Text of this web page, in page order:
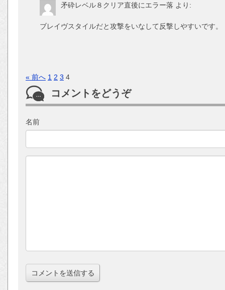
矛砕レベル８クリア直後にエラー落 より:
ブレイヴスタイルだと攻撃をいなして反撃しやすいです。
« 前へ 1 2 3 4
コメントをどうぞ
名前